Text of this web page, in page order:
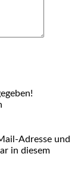
Adresse und
in diesem